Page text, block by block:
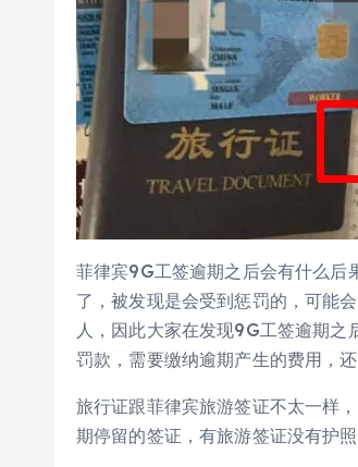
菲律宾9G工签逾期之后会有什么后
了，被发现是会受到惩罚的，可能
人，因此大家在发现9G工签逾期
罚款，需要缴纳逾期产生的费用，
旅行证跟菲律宾旅游签证不太一样
期停留的签证，有旅游签证没有护